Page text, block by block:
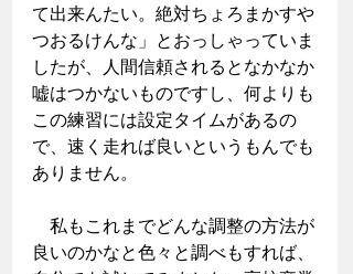
て出来んたい。絶対ちょろまかすや
つおるけんな」とおっしゃっていま
したが、人間信頼されるとなかなか
嘘はつかないものですし、何よりも
この練習には設定タイムがあるの
で、速く走れば良いというもんでも
ありません。
私もこれまでどんな調整の方法が
良いのかなと色々と調べもすれば、